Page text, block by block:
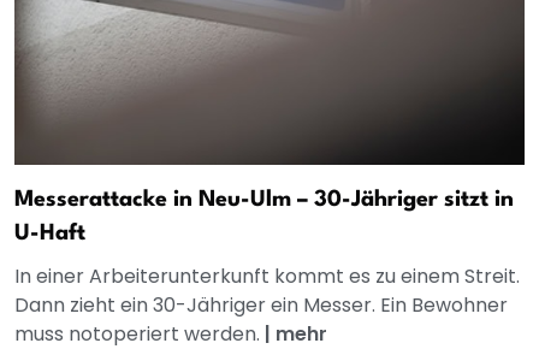
Messerattacke in Neu-Ulm – 30-Jähriger sitzt in
U-Haft
In einer Arbeiterunterkunft kommt es zu einem Streit.
Dann zieht ein 30-Jähriger ein Messer. Ein Bewohner
muss notoperiert werden. | mehr